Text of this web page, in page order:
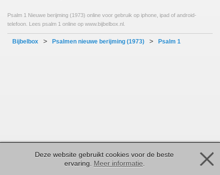
Psalm 1 Nieuwe berijming (1973) online voor gebruik op iphone, ipad of android-
telefoon. Lees psalm 1 online op www.bijbelbox.nl.
Bijbelbox > Psalmen nieuwe berijming (1973) > Psalm 1
Deze website gebruikt cookies voor de beste
ervaring. Meer informatie